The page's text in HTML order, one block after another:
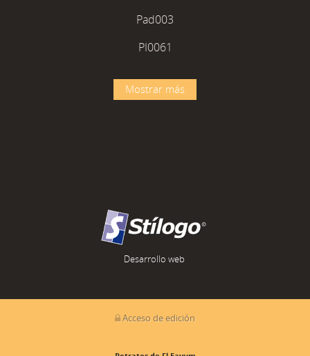
Pad003
PI0061
Mostrar más
Desarrollo web
Acceso de edición